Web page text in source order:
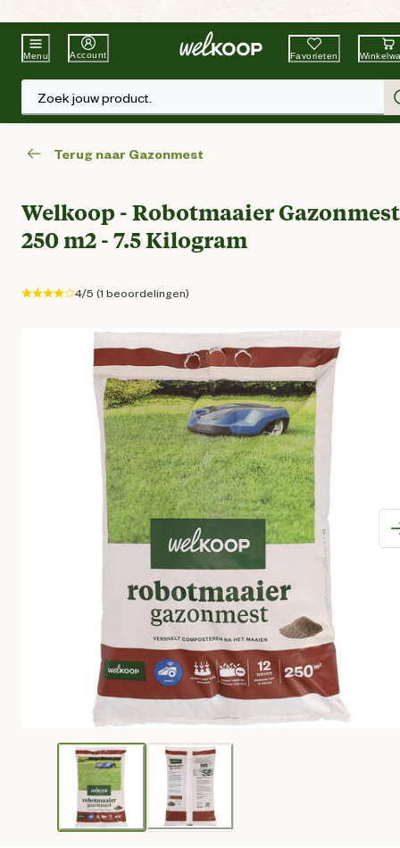
Beste WinkelketenTuin & Dier
Menu Account Favorieten
Zoek jouw product.
Terug naar Gazonmest
Welkoop - Robotmaaier
250 m2 - 7.5 Kilogram
4/5 (1 beoordelingen)